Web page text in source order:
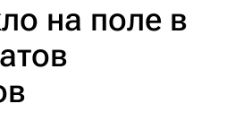
на поле в